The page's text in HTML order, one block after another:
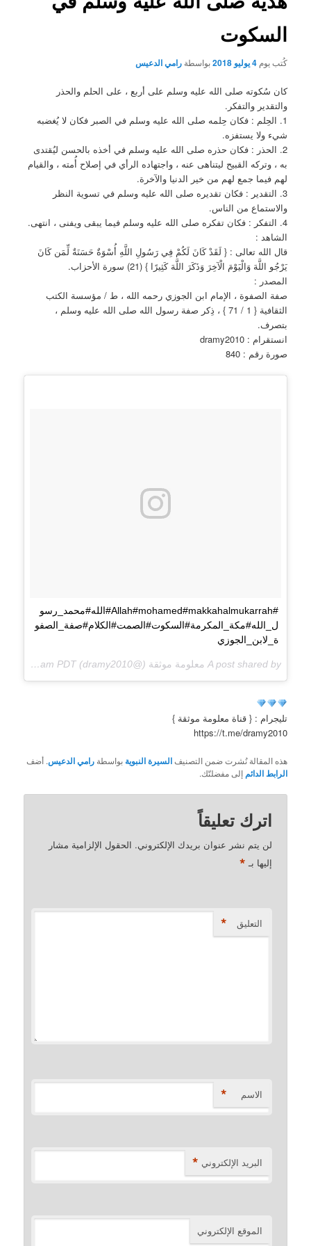
السكوت
كُتب يوم4 يوليو 2018 بواسطةرامي الدعيس
كان سُكوته صلى الله عليه وسلم على أربع ، على الحلم والحذر
والتقدير والتفكر.
1. الحِلم : فكان حِلمه صلى الله عليه وسلم في الصبر فكان لا يُغضبه
شيء ولا يستفزه.
2. الحذر : فكان حذره صلى الله عليه وسلم في أخذه بالحسن ليُقتدى
به ، وتركه القبيح ليتناهى عنه ، واجتهاده الرأي في إصلاح أُمته ، والقيام
لهم فيما جمع لهم من خير الدنيا والآخرة.
3. التقدير : فكان تقديره صلى الله عليه وسلم في تسوية النظر
والاستماع من الناس.
4. التفكر : فكان تفكره صلى الله عليه وسلم فيما يبقى ويفنى ، انتهى.
الشاهد :
قال الله تعالى : { لَقَدْ كَانَ لَكُمْ فِي رَسُولِ اللَّهِ أُسْوَةٌ حَسَنَةٌ لِّمَن كَانَ
يَرْجُو اللَّهَ وَالْيَوْمَ الْآخِرَ وَذَكَرَ اللَّهَ كَثِيرًا } (21) سورة الأحزاب.
المصدر :
صفة الصفوة ، الإمام ابن الجوزي رحمه الله ، ط / مؤسسة الكتب
الثقافية { 1 / 71 } ، ذِكر صفة رسول الله صلى الله عليه وسلم ،
بتصرف.
انستقرام : dramy2010
صورة رقم : 840
#Allah#mohamed#makkahalmukarrah#الله#محمد_رسو
ل_الله#مكة_المكرمة#السكوت#الصمت#الكلام#صفة_الصفو
ة_لابن_الجوزي
A post shared by معلومة موثقة (@dramy2010) on
Jul 4, 2018 at 1:32am PDT
تليجرام : { قناة معلومة موثقة }
https://t.me/dramy2010
هذه المقالة نُشرت ضمن التصنيفالسيرة النبوية بواسطةرامي الدعيس. أضف
الرابط الدائم إلى مفضلتّك.
اترك تعليقاً
لن يتم نشر عنوان بريدك الإلكتروني. الحقول الإلزامية مشار
إليها بـ *
التعليق *
الاسم *
البريد الإلكتروني *
الموقع الإلكتروني